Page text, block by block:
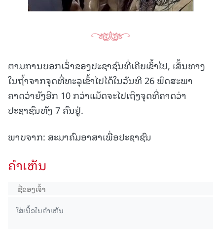
ຕາມການບອກເລົ່າຂອງປະຊາຊົນທີ່ເຄີຍເຂົ້າໄປ, ເສັ້ນທາງ
ໃນຖໍ້າຈາກຈຸດທີ່ທະລຸເຂົ້າໄປໄດ້ໃນວັນທີ 26 ພຶດສະພາ
ຄາດວ່າຍັງອີກ 10 ກວ່າແມັດຈະໄປເຖິງຈຸດທີ່ຄາດວ່າ
ປະຊາຊົນທັງ 7 ຄົນຢູ່.
ພາບຈາກ: ສະມາຄົມອາສາເພື່ອປະຊາຊົນ
ຄໍາເຫັນ